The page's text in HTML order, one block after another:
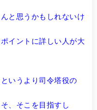
と思うかもしれないけ
イントに詳しい人が大
いうより司令塔役の
、そこを目指すし